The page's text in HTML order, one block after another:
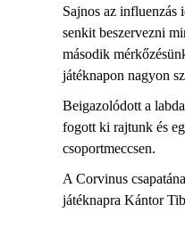
Sajnos az influenzás
senkit beszervezni
második
játéknapon nagyon
Beigazolódott a
fogott ki rajtunk és
csoportmeccsen.
A Corvinus
játéknapra Kántor